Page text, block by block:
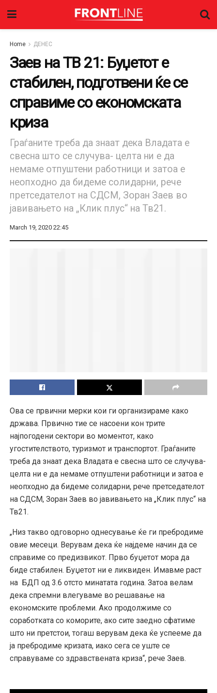
Home ДЕНЕС
Заев на ТВ 21: Буџетот е
стабилен, подготвени ќе се
справиме со економската
криза
Граѓаните треба да знаат дека Владата е
свесна што се случува- целта ни е да
немаме отпуштени работници и затоа е
неопходно да бидеме солидарни, рече
претседателот на СДСМ, Зоран Заев во
јавивањето на „Клик плус“ на Тв21.
March 19, 2020 22:45
Ова се првични мерки кои ги организираме како
држава. Првично тие се насоени кон трите
најпогодени сектори во моментот, како
угостителството, туризмот и транспортот. Граѓаните
треба да знаат дека Владата е свесна што се случува-
целта ни е да немаме отпуштени работници и затоа е
неопходно да бидеме солидарни, рече претседателот
на СДСМ, Зоран Заев во јавивањето на „Клик плус“ на
Тв21.
„Низ такво одговорно однесување ќе ги пребродиме
овие месеци. Верувам дека ќе најдеме начин да се
справиме со предизвикот. Прво буџетот мора да
биде стабилен. Буџетот ни е ликвиден. Имавме раст
на БДП од 3.6 отсто минатата година. Затоа велам
дека спремни влегуваме во решавање на
економските проблеми. Ако продолжиме со
соработката со коморите, ако сите заедно сфатиме
што ни претстои, тогаш верувам дека ќе успееме да
ја пребродиме кризата, иако сега се уште се
справуваме со здравствената криза“, рече Заев.